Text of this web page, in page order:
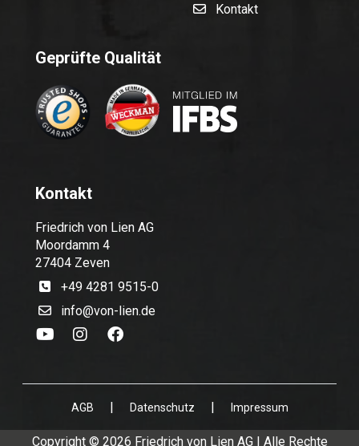
Kontakt
Geprüfte Qualität
Kontakt
Friedrich von Lien AG
Moordamm 4
27404 Zeven
+49 4281 9515-0
info@von-lien.de
AGB | Datenschutz | Impressum
Copyright © 2026 Friedrich von Lien AG | Alle Rechte